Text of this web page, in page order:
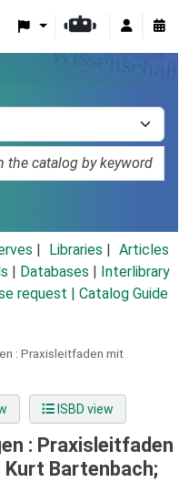
Libraries
Articles
Databases
Interlibrary
request | Catalog Guide
: Praxisleitfaden mit
ISBD view
: Praxisleitfaden
Kurt Bartenbach;